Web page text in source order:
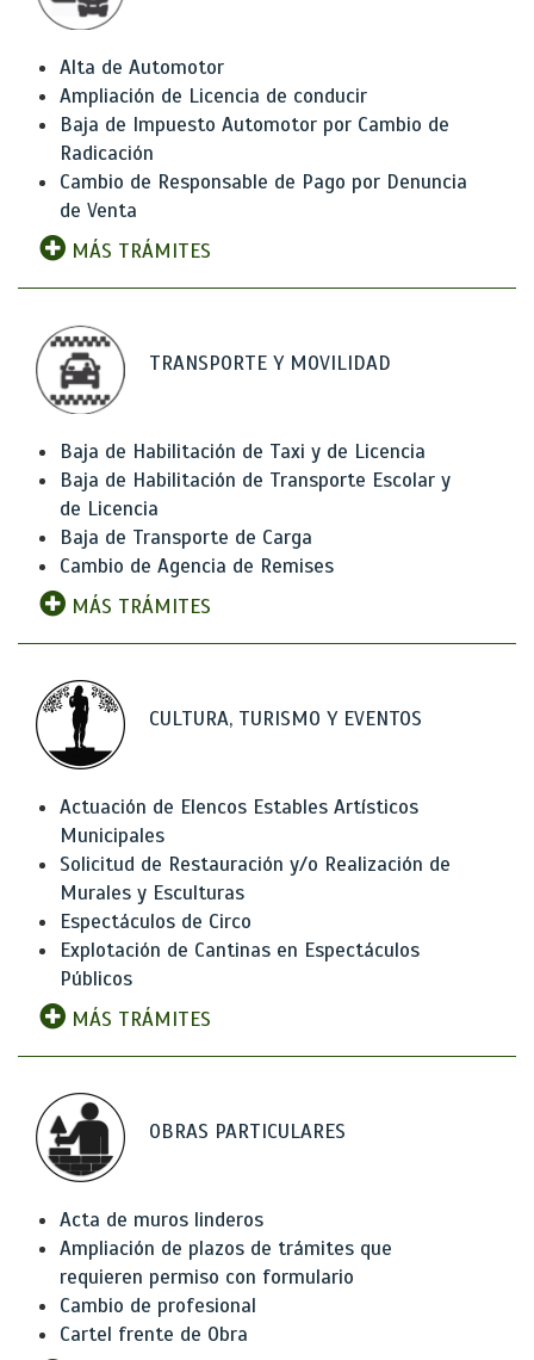
Alta de Automotor
Ampliación de Licencia de conducir
Baja de Impuesto Automotor por Cambio de
Radicación
Cambio de Responsable de Pago por Denuncia
de Venta
MÁS TRÁMITES
TRANSPORTE Y MOVILIDAD
Baja de Habilitación de Taxi y de Licencia
Baja de Habilitación de Transporte Escolar y
de Licencia
Baja de Transporte de Carga
Cambio de Agencia de Remises
MÁS TRÁMITES
CULTURA, TURISMO Y EVENTOS
Actuación de Elencos Estables Artísticos
Municipales
Solicitud de Restauración y/o Realización de
Murales y Esculturas
Espectáculos de Circo
Explotación de Cantinas en Espectáculos
Públicos
MÁS TRÁMITES
OBRAS PARTICULARES
Acta de muros linderos
Ampliación de plazos de trámites que
requieren permiso con formulario
Cambio de profesional
Cartel frente de Obra